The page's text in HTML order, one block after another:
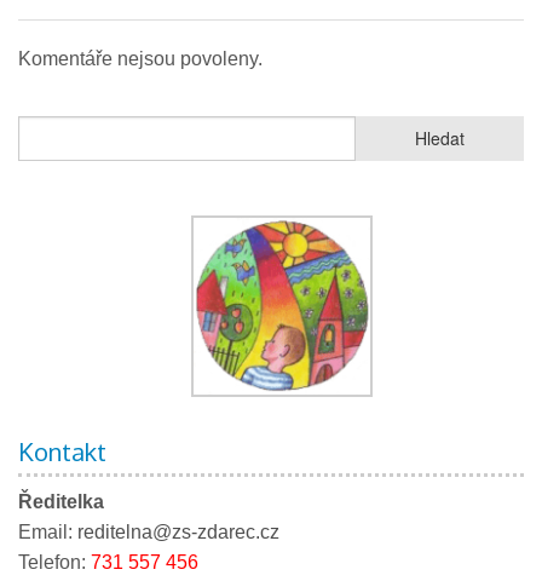
Komentáře nejsou povoleny.
Kontakt
Ředitelka
Email: reditelna@zs-zdarec.cz
Telefon: 731 557 456